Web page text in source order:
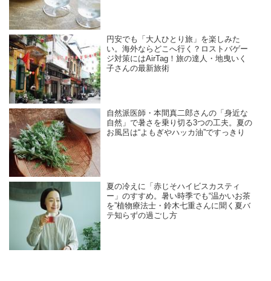
円安でも「大人ひとり旅」を楽しみた
い。海外ならどこへ行く？ロストバゲー
ジ対策にはAirTag！旅の達人・地曳いく
子さんの最新旅術
自然派医師・本間真二郎さんの「身近な
自然」で暑さを乗り切る3つの工夫。夏の
お風呂は“よもぎやハッカ油”ですっきり
夏の冷えに「赤じそハイビスカスティ
ー」のすすめ。暑い時季でも“温かいお茶
を”植物療法士・鈴木七重さんに聞く夏バ
テ知らずの過ごし方